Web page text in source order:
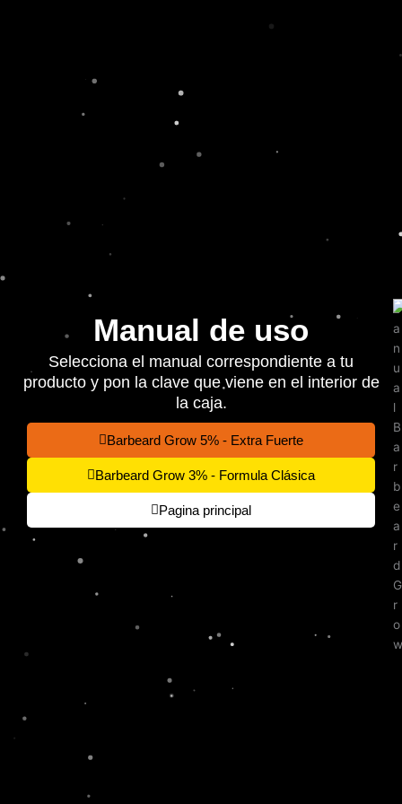
Manual de uso
Selecciona el manual correspondiente a tu
producto y pon la clave que viene en el interior de
la caja.
Barbeard Grow 5% - Extra Fuerte
Barbeard Grow 3% - Formula Clásica
Pagina principal